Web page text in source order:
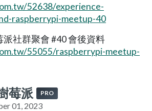
52638/experience-
raspberrypi-meetup-40
派社群聚會 #40 會後資料
55055/raspberrypi-meetup-
莓派 PRO
01, 2023